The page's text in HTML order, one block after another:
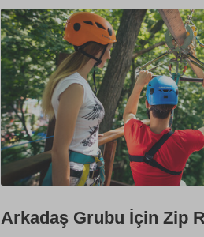
Arkadaş Grubu İçin Zip